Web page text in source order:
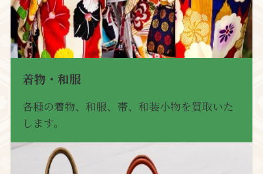
着物・和服
各種の着物、和服、帯、和装小物を買取いた
します。